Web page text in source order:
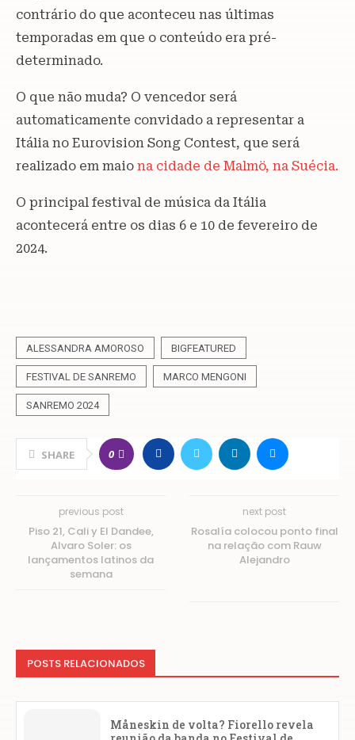
contrário do que aconteceu nas últimas
temporadas em que o conteúdo era pré-
determinado.
O que não muda? O vencedor será
automaticamente convidado a representar a
Itália no Eurovision Song Contest, que será
realizado em maio na cidade de Malmö, na Suécia.
O principal festival de música da Itália
acontecerá entre os dias 6 e 10 de fevereiro de
2024.
ALESSANDRA AMOROSO BIGFEATURED
FESTIVAL DE SANREMO MARCO MENGONI
SANREMO 2024
SHARE 0
previous post
Piso 21, Cali y El Dandee,
Alvaro Soler: os
lançamentos latinos da
semana
next post
Rosalía colocou ponto final
na relação com Rauw
Alejandro
POSTS RELACIONADOS
Måneskin de volta? Fiorello revela